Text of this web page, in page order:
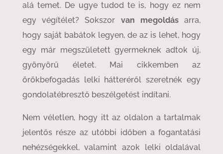
alá temet. De ugye tudod te is, hogy ez nem
egy végítélet? Sokszor van megoldásarra,
hogy saját babátok legyen, de az is lehet, hogy
egy már megszületett gyermeknek adtok új,
gyönyörű életet. Mai cikkemben az
örökbefogadás lelki hátteréről szeretnék egy
gondolatébresztő beszélgetést indítani.
Nem véletlen, hogy itt az oldalon a tartalmak
jelentős része az utóbbi időben a fogantatási
nehézségekkel, valamint azok lelki oldalával